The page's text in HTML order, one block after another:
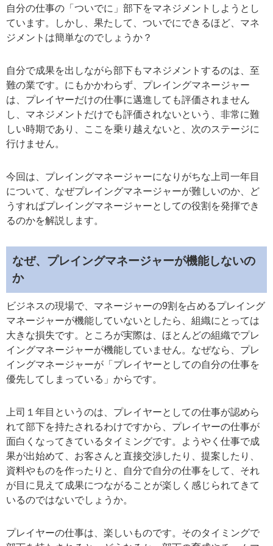
自分の仕事の「ついでに」部下をマネジメントしようとし
ています。しかし、果たして、ついでにできるほど、マネ
ジメントは簡単なのでしょうか？
自分で成果を出しながら部下もマネジメントするのは、至
難の業です。にもかかわらず、プレイングマネージャー
は、プレイヤーだけの仕事に邁進しても評価されません
し、マネジメントだけでも評価されないという、非常に難
しい時期であり、ここを乗り越えないと、次のステージに
行けません。
今回は、プレイングマネージャーになりがちな上司一年目
について、なぜプレイングマネージャーが難しいのか、ど
うすればプレイングマネージャーとしての役割を発揮でき
るのかを解説します。
なぜ、プレイングマネージャーが機能しないの
か
ビジネスの現場で、マネージャーの9割を占めるプレイング
マネージャーが機能していないとしたら、組織にとっては
大きな損失です。ところが実際は、ほとんどの組織でプレ
イングマネージャーが機能していません。なぜなら、プレ
イングマネージャーが「プレイヤーとしての自分の仕事を
優先してしまっている」からです。
上司１年目というのは、プレイヤーとしての仕事が認めら
れて部下を持たされるわけですから、プレイヤーの仕事が
面白くなってきているタイミングです。ようやく仕事で成
果が出始めて、お客さんと直接交渉したり、提案したり、
資料やものを作ったりと、自分で自分の仕事をして、それ
が目に見えて成果につながることが楽しく感じられてきて
いるのではないでしょうか。
プレイヤーの仕事は、楽しいものです。そのタイミングで